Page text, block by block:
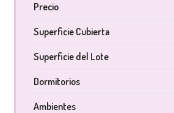
Precio
Superficie Cubierta
Superficie del Lote
Dormitorios
Ambientes